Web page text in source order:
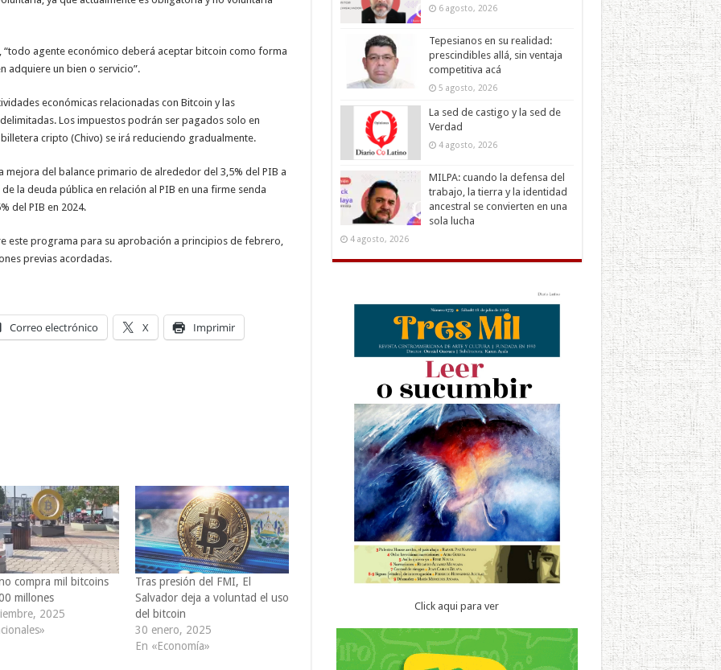
“todo agente económico deberá aceptar bitcoin como forma
adquiere un bien o servicio”.
económicas relacionadas con Bitcoin y las
Los impuestos podrán ser pagados solo en
cripto (Chivo) se irá reduciendo gradualmente.
mejora del balance primario de alrededor del 3,5% del PIB a
la deuda pública en relación al PIB en una firme senda
del PIB en 2024.
este programa para su aprobación a principios de febrero,
previas acordadas.
Correo electrónico X Imprimir
compra mil bitcoins
millones
2025
Tras presión del FMI, El
Salvador deja a voluntad el uso
del bitcoin
30 enero, 2025
En «Economía»
6 agosto, 2026
Tepesianos en su realidad:
prescindibles allá, sin ventaja
competitiva acá
5 agosto, 2026
La sed de castigo y la sed de
Verdad
4 agosto, 2026
MILPA: cuando la defensa del
trabajo, la tierra y la identidad
ancestral se convierten en una
sola lucha
4 agosto, 2026
Click aqui para ver